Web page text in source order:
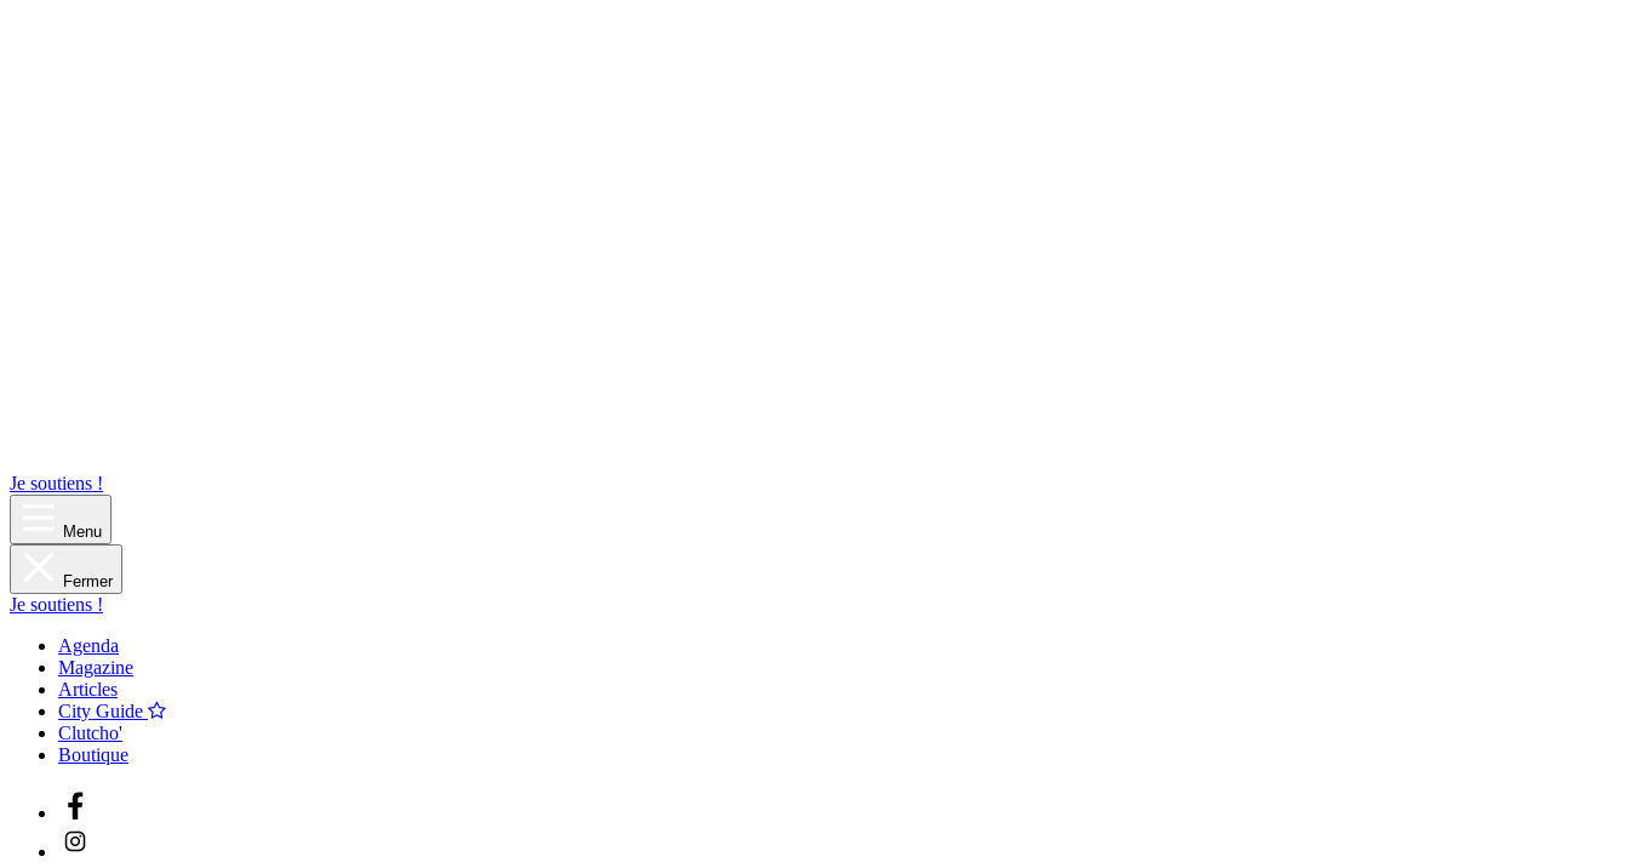
Je soutiens !
Menu
Fermer
Je soutiens !
Agenda
Magazine
Articles
City Guide
Clutcho'
Boutique